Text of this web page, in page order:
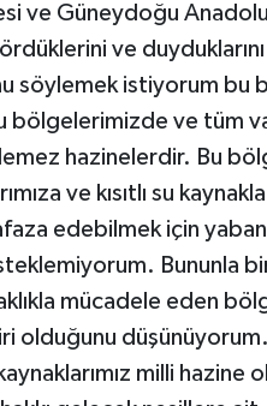
ve Güneydoğu
ve
söylemek istiyorum bu
bölgelerimizde ve tüm
hazinelerdir. Bu
ve kısıtlı su
edebilmek için
Bununla
mücadele eden
olduğunu
milli